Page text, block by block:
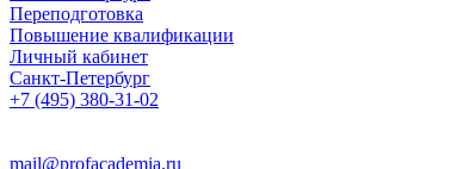
Переподготовка
Повышение квалификации
Личный кабинет
Санкт-Петербург
+7 (495) 380-31-02
mail@profacademia.ru